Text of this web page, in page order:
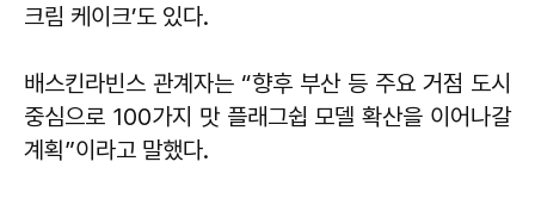
크림 케이크’도 있다.
배스킨라빈스 관계자는 “향후 부산 등 주요 거점 도시
중심으로 100가지 맛 플래그쉽 모델 확산을 이어나갈
계획”이라고 말했다.